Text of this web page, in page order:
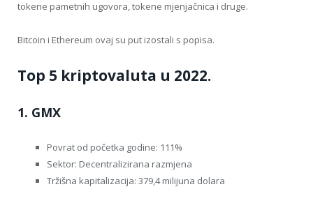
tokene pametnih ugovora, tokene mjenjačnica i druge.
Bitcoin i Ethereum ovaj su put izostali s popisa.
Top 5 kriptovaluta u 2022.
1. GMX
Povrat od početka godine: 111%
Sektor: Decentralizirana razmjena
Tržišna kapitalizacija: 379,4 milijuna dolara